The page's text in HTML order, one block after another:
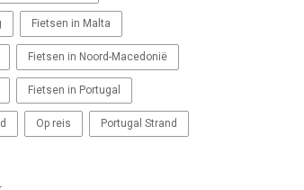
Fietsen in Malta
Fietsen in Noord-Macedonië
Fietsen in Portugal
Op reis Portugal Strand